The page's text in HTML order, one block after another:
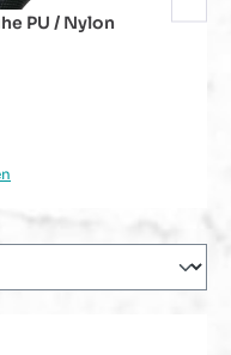
PU / Nylon